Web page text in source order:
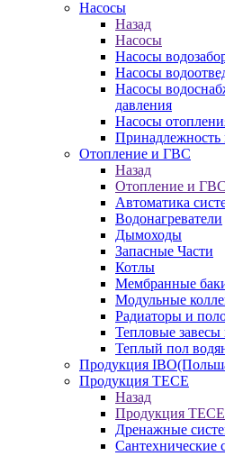
Насосы
Назад
Насосы
Насосы
Насосы
Насосы
давления
Насосы
Принадлежность
Отопление и ГВС
Назад
Отопление и ГВС
Автоматика
Водонагреватели
Дымоходы
Запасные Части
Котлы
Мембранные
Модульные
Радиаторы и
Тепловые
Теплый пол
Продукция
Продукция TECE
Назад
Продукция TECE
Дренажные
Сантехнические